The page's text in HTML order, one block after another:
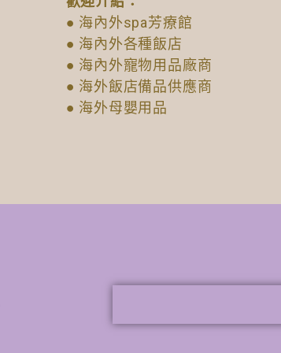
● 海內外spa芳療館
● 海內外各種飯店
● 海內外寵物用品廠商
● 海外飯店備品供應商
● 海外母嬰用品